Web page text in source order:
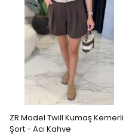
ZR Model Twill Kumaş Kemerli
Şort - Acı Kahve